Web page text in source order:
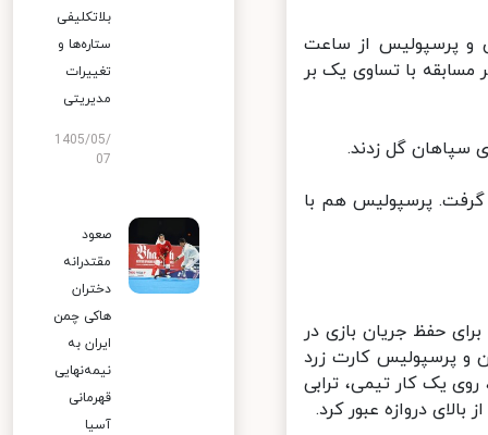
پرسپولیس از ساعت
با تساوی یک بر
در صدرجدول قرار گرفت. پرسپولیس هم با
حفظ جریان بازی در
پرسپولیس کارت زرد
رفته رفته جریان بازی را در اختیار گرفت و در دقیقه ۱۷، روی یک کار تیمی، ترابی
دروازه عبور کرد.
بلاتکلیفی
ستاره‌ها و
تغییرات
مدیریتی
1405/05/
07
صعود
مقتدرانه
دختران
هاکی چمن
ایران به
نیمه‌نهایی
قهرمانی
آسیا